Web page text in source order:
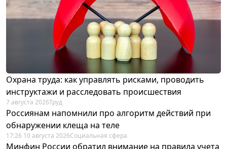
Охрана труда: как управлять рисками, проводить
инструктажи и расследовать происшествия
7 августа 2026Труд
Россиянам напомнили про алгоритм действий при
обнаружении клеща на теле
17:26 10 августа 2026Социальная сфера
Минфин России обратил внимание на правила учета